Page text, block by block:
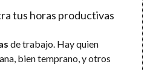
tus horas productivas
de trabajo. Hay quien
bien temprano, y otros